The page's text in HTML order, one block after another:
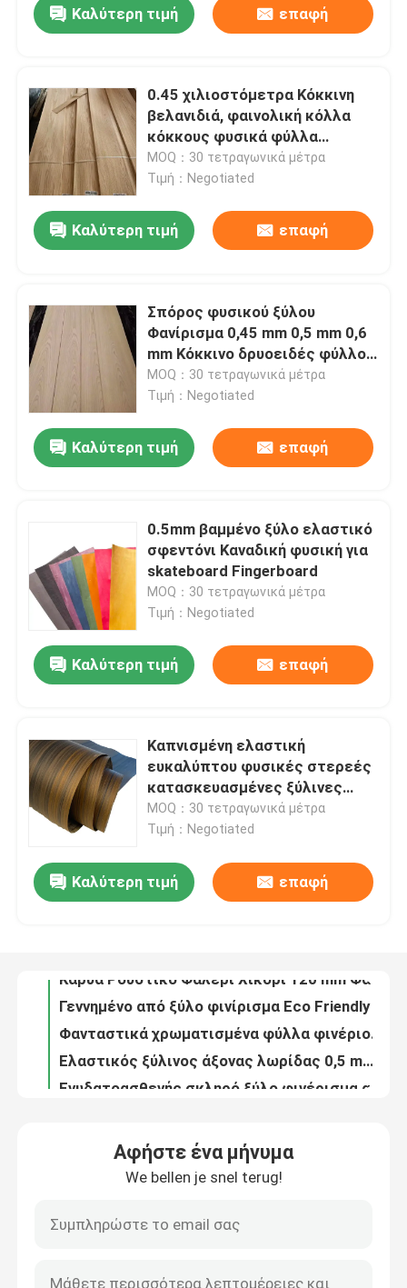
Σπίτι
Προϊόντα
Περίπου εμείς
Ποιοτικός έλεγχος
Καπλαμάς από φυσικό ξύλο
Βαμμένος ξύλινος καπλαμάς
Φαλερί δαπέδου ξύλου
Καλύτερη τιμή επαφή
0.45 χιλιοστόμετρα Κόκκινη
βελανιδιά, φαινολική κόλλα
κόκκους φυσικά φύλλα
βελανιδιάς
MOQ：30 τετραγωνικά μέτρα
Τιμή：Negotiated
Καλύτερη τιμή επαφή
Σπόρος φυσικού ξύλου
Φανίρισμα 0,45 mm 0,5 mm 0,6
mm Κόκκινο δρυοειδές φύλλο
ρολό
MOQ：30 τετραγωνικά μέτρα
Τιμή：Negotiated
Καλύτερη τιμή επαφή
0.5mm βαμμένο ξύλο ελαστικό
σφεντόνι Καναδική φυσική για
skateboard Fingerboard
MOQ：30 τετραγωνικά μέτρα
Τιμή：Negotiated
Καλύτερη τιμή επαφή
Καπνισμένη ελαστική
ευκαλύπτου φυσικές στερεές
κατασκευασμένες ξύλινες
επικάλυψεις
MOQ：30 τετραγωνικά μέτρα
Τιμή：Negotiated
Καλύτερη τιμή επαφή
Ευθύς καπλαμάς δρύινου ξύλου σιταριού άσπρος
Αφήστε ένα μήνυμα
We bellen je snel terug!